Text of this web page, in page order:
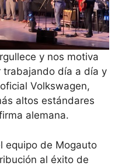
y nos motiva
trabajando día a día y
Volkswagen,
altos estándares
alemana.
equipo de Mogauto
al éxito de